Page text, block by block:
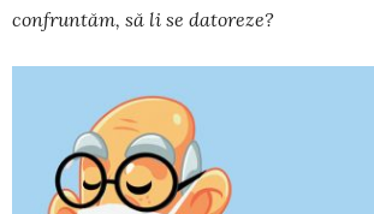
confruntăm, să li se da­toreze?